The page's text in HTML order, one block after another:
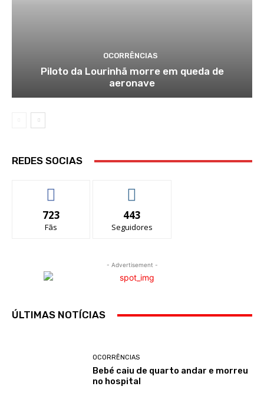
OCORRÊNCIAS
Piloto da Lourinhã morre em queda de
aeronave
REDES SOCIAS
723
Fãs
443
Seguidores
- Advertisement -
ÚLTIMAS NOTÍCIAS
OCORRÊNCIAS
Bebé caiu de quarto andar e morreu
no hospital